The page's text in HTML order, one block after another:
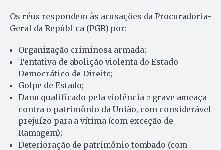
Os réus respondem às acusações da Procuradoria-
Geral da República (PGR) por:
Organização criminosa armada;
Tentativa de abolição violenta do Estado
Democrático de Direito;
Golpe de Estado;
Dano qualificado pela violência e grave ameaça
contra o patrimônio da União, com considerável
prejuízo para a vítima (com exceção de
Ramagem);
Deterioração de patrimônio tombado (com